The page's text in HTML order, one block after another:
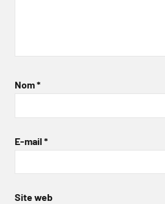
Nom*
E-mail *
Site web